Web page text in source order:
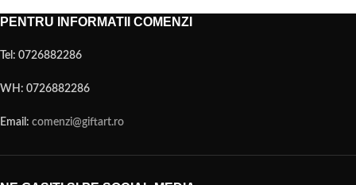
PENTRU INFORMATII COMENZI
Tel: 0726882286
WH: 0726882286
Email: comenzi@giftart.ro